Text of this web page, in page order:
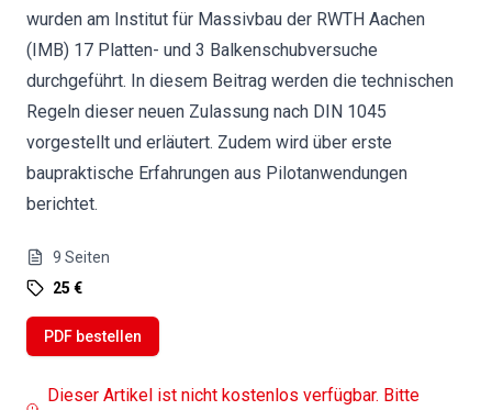
wurden am Institut für Massivbau der RWTH Aachen
(IMB) 17 Platten- und 3 Balkenschubversuche
durchgeführt. In diesem Beitrag werden die technischen
Regeln dieser neuen Zulassung nach DIN 1045
vorgestellt und erläutert. Zudem wird über erste
baupraktische Erfahrungen aus Pilotanwendungen
berichtet.
9 Seiten
25 €
PDF bestellen
Dieser Artikel ist nicht kostenlos verfügbar. Bitte